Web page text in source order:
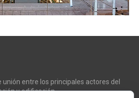
unión entre los principales actores del
y edificación.